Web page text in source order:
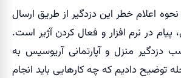
اعلام خطر این دزدگیر از طریق ارسال
در نرم افزار و فعال کردن آژیر است.
دزدگیر منزل و آپارتمانی آریوسیس به
توضیح دادیم که چه کارهایی باید انجام